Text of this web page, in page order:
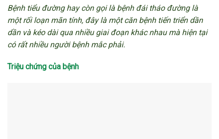
Bệnh tiểu đường hay còn gọi là bệnh đái tháo đường là
một rối loạn mãn tính, đây là một căn bệnh tiến triển dần
dần và kéo dài qua nhiều giai đoạn khác nhau mà hiện tại
có rất nhiều người bệnh mắc phải.
Triệu chứng của bệnh